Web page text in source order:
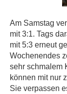
Am Samstag
mit 3:1. Tags
mit 5:3 erneut
Wochenendes
sehr schmalem
können mit nur
Sie verpassen